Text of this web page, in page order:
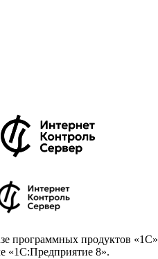
программных продуктов «1С»
«1С:Предприятие 8».